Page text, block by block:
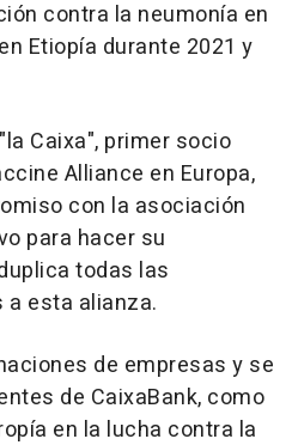
contra la neumonía en
Etiopía durante 2021 y
Caixa", primer socio
Alliance en Europa,
con la asociación
para hacer su
todas las
esta alianza.
de empresas y se
de CaixaBank, como
en la lucha contra la